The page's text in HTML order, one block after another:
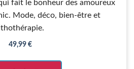
fait le bonheur des amoureux
Mode, déco, bien-être et
49,99 €